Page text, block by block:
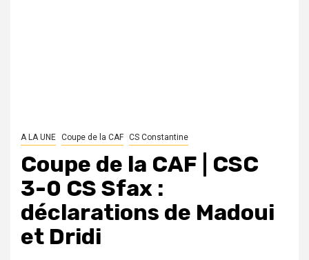
A LA UNE Coupe de la CAF CS Constantine
Coupe de la CAF | CSC
3-0 CS Sfax :
déclarations de Madoui
et Dridi